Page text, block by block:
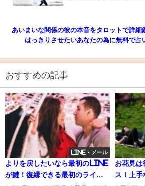
あいまいな関係の彼の本音をタロットで詳細
はっきりさせたいあなたの為に無料で占
おすすめの記事
LINE・メール
よりを戻したいなら最初のline
が鍵！復縁できる最初のライン
お花見は
ス！上